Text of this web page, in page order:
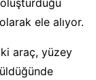
ele alıyor.
araç, yüzey